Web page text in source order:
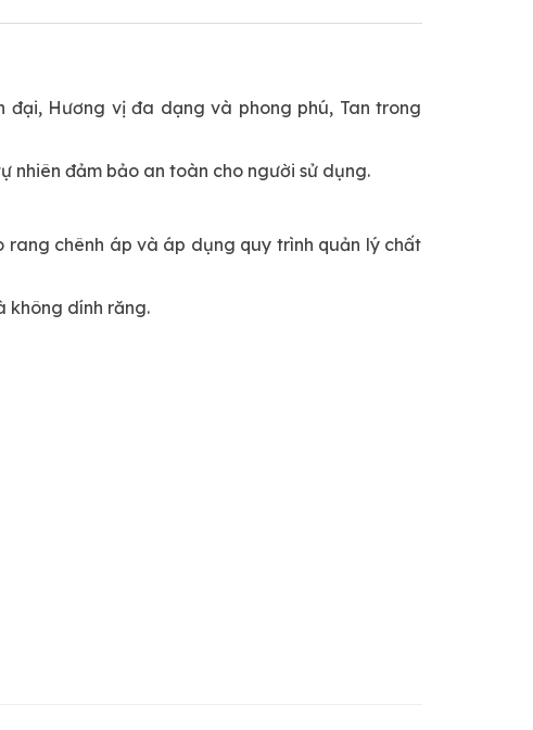
Hương vị đa dạng và phong phú, Tan trong
nhiên đảm bảo an toàn cho người sử dụng.
rang chênh áp và áp dụng quy trình quản lý chất
không dính răng.